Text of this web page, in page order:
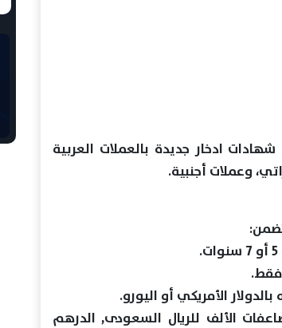
ادخار جديدة بالعملات العربية
وعملات أجنبية.
فقط.
لمبلغ الشراء 5,000 ومضاعفات الألف للريال السعودى, الدرهم